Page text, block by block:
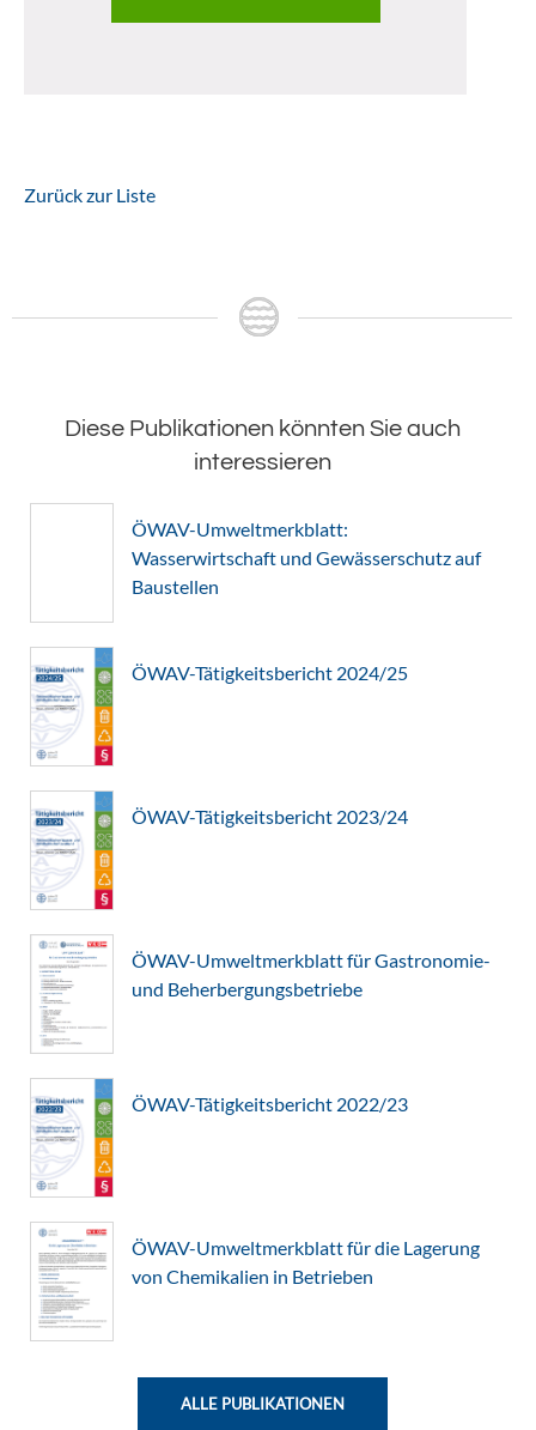
Zurück zur Liste
Diese Publikationen könnten Sie auch
interessieren
ÖWAV-Umweltmerkblatt:
Wasserwirtschaft und Gewässerschutz auf
Baustellen
ÖWAV-Tätigkeitsbericht 2024/25
ÖWAV-Tätigkeitsbericht 2023/24
ÖWAV-Umweltmerkblatt für Gastronomie-
und Beherbergungsbetriebe
ÖWAV-Tätigkeitsbericht 2022/23
ÖWAV-Umweltmerkblatt für die Lagerung
von Chemikalien in Betrieben
ALLE PUBLIKATIONEN